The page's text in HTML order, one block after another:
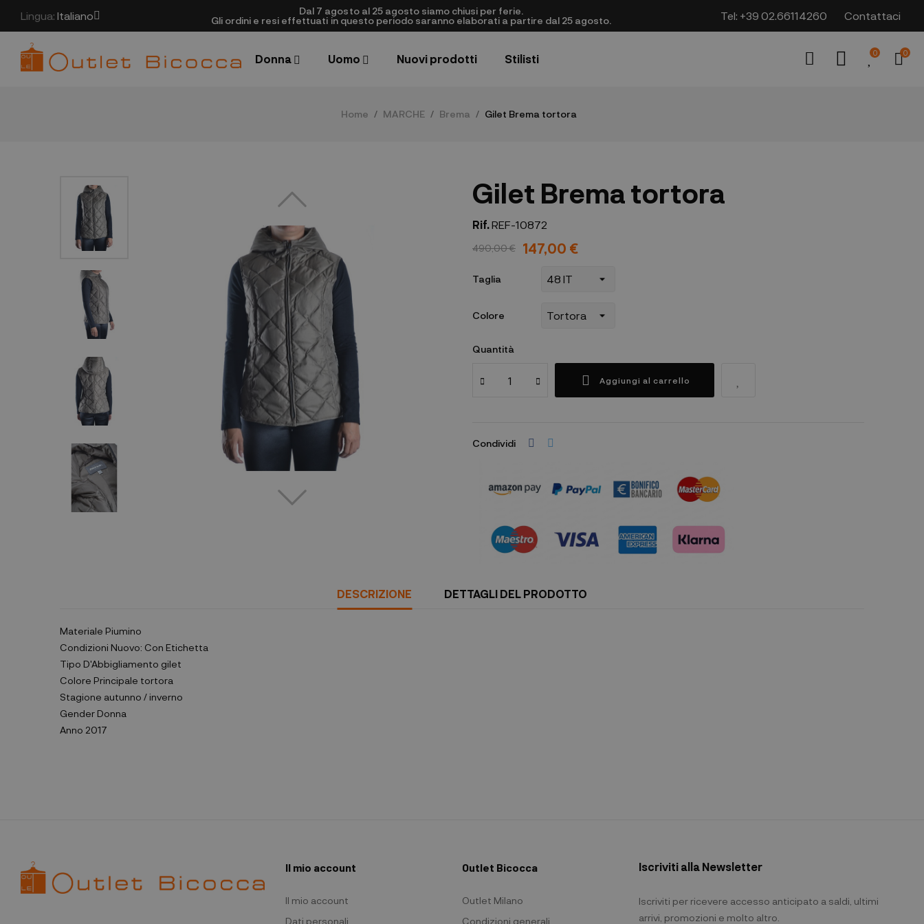
Lingua: Italiano
Dal 7 agosto al 25 agosto siamo chiusi per ferie.
Gli ordini e resi effettuati in questo periodo saranno elaborati a partire dal 25 agosto.
Tel: +39 02.66114260 Contattaci
Donna Uomo Nuovi prodotti Stilisti 0 0
Home MARCHE Brema Gilet Brema tortora
Gilet Brema tortora
Rif.REF-10872
490,00 € 147,00 €
Taglia
Colore
Quantità
Aggiungi al carrello
Condividi
DESCRIZIONE DETTAGLI DEL PRODOTTO
Materiale Piumino
Condizioni Nuovo: Con Etichetta
Tipo D'Abbigliamento gilet
Colore Principale tortora
Stagione autunno / inverno
Gender Donna
Anno 2017
Il mio account
Il mio account
Dati personali
Outlet Bicocca
Outlet Milano
Condizioni generali
Iscriviti alla Newsletter
Iscriviti per ricevere accesso anticipato a saldi, ultimi
arrivi, promozioni e molto altro.